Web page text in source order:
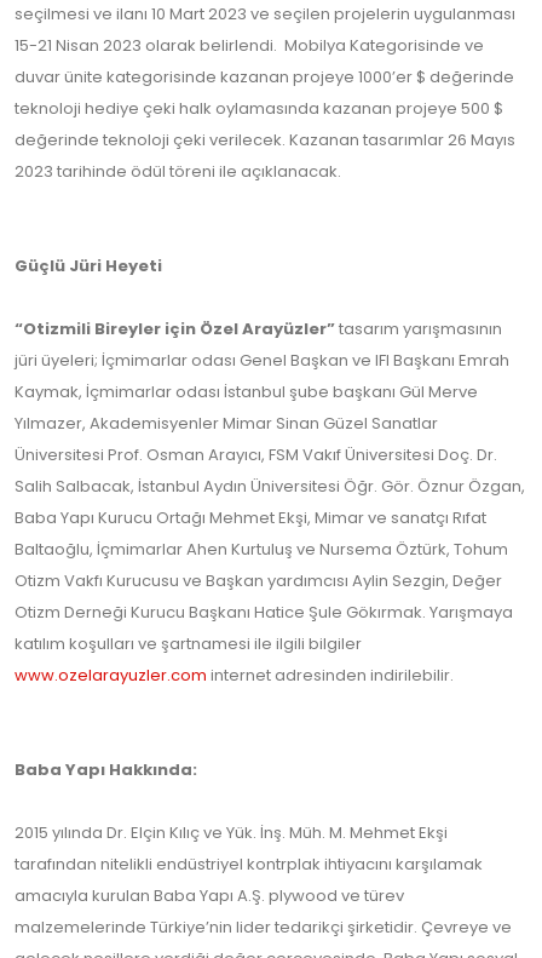
seçilmesi ve ilanı 10 Mart 2023 ve seçilen projelerin uygulanması
15-21 Nisan 2023 olarak belirlendi. Mobilya Kategorisinde ve
duvar ünite kategorisinde kazanan projeye 1000’er $ değerinde
teknoloji hediye çeki halk oylamasında kazanan projeye 500 $
değerinde teknoloji çeki verilecek. Kazanan tasarımlar 26 Mayıs
2023 tarihinde ödül töreni ile açıklanacak.
Güçlü Jüri Heyeti
“Otizmili Bireyler için Özel Arayüzler”tasarım yarışmasının
jüri üyeleri; İçmimarlar odası Genel Başkan ve IFI Başkanı Emrah
Kaymak, İçmimarlar odası İstanbul şube başkanı Gül Merve
Yılmazer, Akademisyenler Mimar Sinan Güzel Sanatlar
Üniversitesi Prof. Osman Arayıcı, FSM Vakıf Üniversitesi Doç. Dr.
Salih Salbacak, İstanbul Aydın Üniversitesi Öğr. Gör. Öznur Özgan,
Baba Yapı Kurucu Ortağı Mehmet Ekşi, Mimar ve sanatçı Rıfat
Baltaoğlu, İçmimarlar Ahen Kurtuluş ve Nursema Öztürk, Tohum
Otizm Vakfı Kurucusu ve Başkan yardımcısı Aylin Sezgin, Değer
Otizm Derneği Kurucu Başkanı Hatice Şule Gökırmak. Yarışmaya
katılım koşulları ve şartnamesi ile ilgili bilgiler
www.ozelarayuzler.com internet adresinden indirilebilir.
Baba Yapı Hakkında:
2015 yılında Dr. Elçin Kılıç ve Yük. İnş. Müh. M. Mehmet Ekşi
tarafından nitelikli endüstriyel kontrplak ihtiyacını karşılamak
amacıyla kurulan Baba Yapı A.Ş. plywood ve türev
malzemelerinde Türkiye’nin lider tedarikçi şirketidir. Çevreye ve